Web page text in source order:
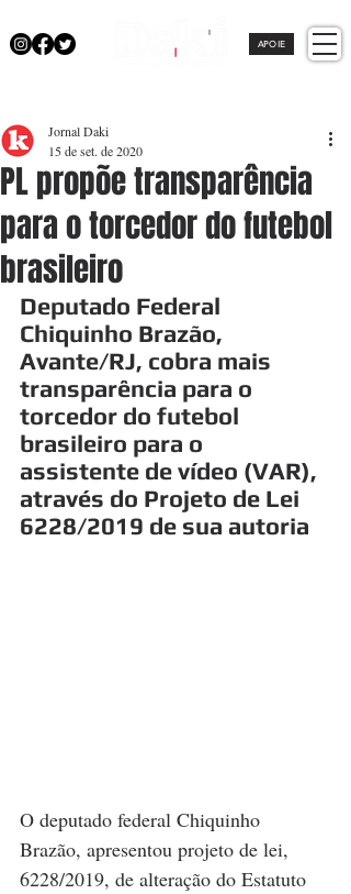
APOIE
PL propõe transparência
para o torcedor do futebol
brasileiro
Jornal Daki
15 de set. de 2020
Deputado Federal
Chiquinho Brazão,
Avante/RJ, cobra mais
transparência para o
torcedor do futebol
brasileiro para o
assistente de vídeo (VAR),
através do Projeto de Lei
6228/2019 de sua autoria
O deputado federal Chiquinho
Brazão, apresentou projeto de lei,
6228/2019, de alteração do Estatuto